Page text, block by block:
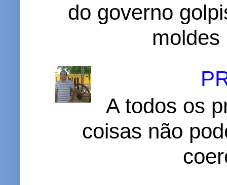
do governo
A todos os
coisas não